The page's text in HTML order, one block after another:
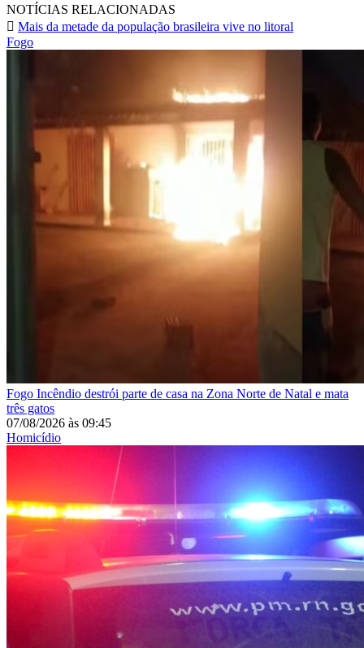
NOTÍCIAS RELACIONADAS
Mais da metade da população brasileira vive no litoral
Fogo
Fogo Incêndio destrói parte de casa na Zona Norte de Natal e mata
três gatos
07/08/2026 às 09:45
Homicídio